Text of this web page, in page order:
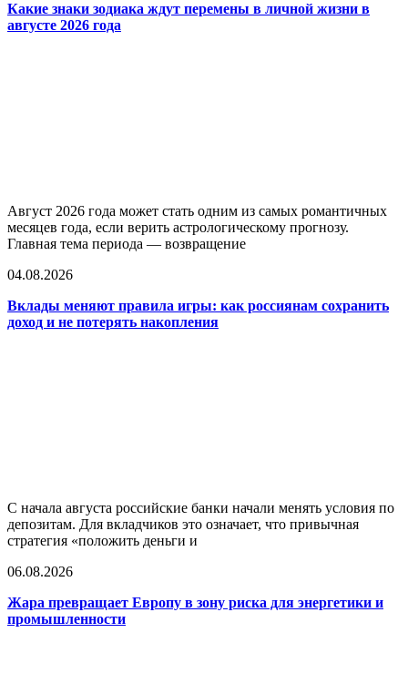
Какие знаки зодиака ждут перемены в личной жизни в
августе 2026 года
Август 2026 года может стать одним из самых романтичных
месяцев года, если верить астрологическому прогнозу.
Главная тема периода — возвращение
04.08.2026
Вклады меняют правила игры: как россиянам сохранить
доход и не потерять накопления
С начала августа российские банки начали менять условия по
депозитам. Для вкладчиков это означает, что привычная
стратегия «положить деньги и
06.08.2026
Жара превращает Европу в зону риска для энергетики и
промышленности